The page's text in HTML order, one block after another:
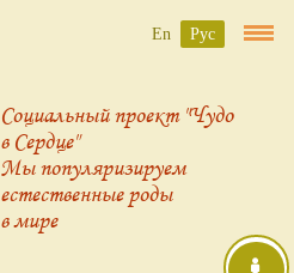
Социальный проект "Чудо
в Сердце"
Мы популяризируем
естественные роды
в мире
En Рус